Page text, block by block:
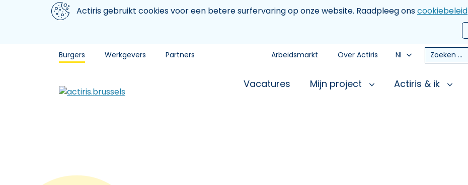
Aller au contenu principal
We gebruiken cookiesActiris gebruikt cookies voor een betere surfervaring op onze website. Raadpleeg onscookiebeleid
Burgers Werkgevers Partners Arbeidsmarkt Over Actiris Nl Zoeken
Vacatures Mijn project Actiris & ik